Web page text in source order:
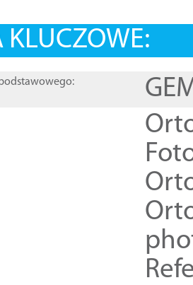
KLUCZOWE: